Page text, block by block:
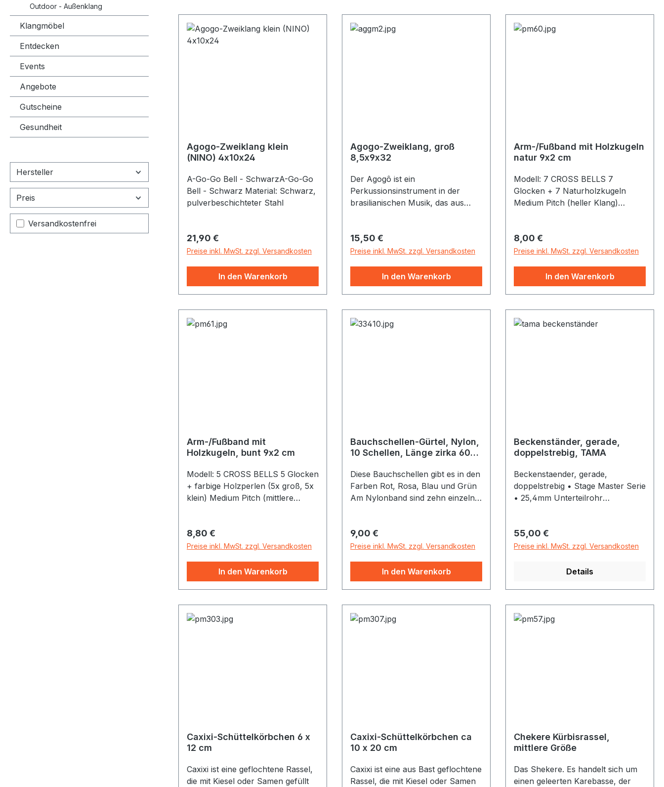
Outdoor - Außenklang
Klangmöbel
Entdecken
Events
Angebote
Gutscheine
Gesundheit
Hersteller
Preis
Filter hinzufügen: Versandkostenfrei
Versandkostenfrei
Agogo-Zweiklang klein
(NINO) 4x10x24
A-Go-Go Bell - SchwarzA-Go-Go
Bell - Schwarz Material: Schwarz,
pulverbeschichteter Stahl
Regulärer Preis:
21,90 €
Preise inkl. MwSt. zzgl. Versandkosten
In den Warenkorb
Agogo-Zweiklang, groß
8,5x9x32
Der Agogô ist ein
Perkussionsinstrument in der
brasilianischen Musik, das aus
kegelförmigen Metallglocken
besteht. Die beiden Glocken sind
Tonhöhe. Das Tonintervall der
beiden obertonreichen Glocken ist
je nach Verarbeitung des
Instrumentes als Terz, Quarte
oder Quinte gestimmt. Der Agogô
Regulärer Preis:
15,50 €
Preise inkl. MwSt. zzgl. Versandkosten
In den Warenkorb
Arm-/Fußband mit Holzkugeln
natur 9x2 cm
Modell: 7 CROSS BELLS 7
Glocken + 7 Naturholzkugeln
Medium Pitch (heller Klang)
Regulärer Preis:
8,00 €
Preise inkl. MwSt. zzgl. Versandkosten
In den Warenkorb
Arm-/Fußband mit
Holzkugeln, bunt 9x2 cm
Modell: 5 CROSS BELLS 5 Glocken
+ farbige Holzperlen (5x groß, 5x
klein) Medium Pitch (mittlere
Regulärer Preis:
8,80 €
Preise inkl. MwSt. zzgl. Versandkosten
In den Warenkorb
Bauchschellen-Gürtel, Nylon,
10 Schellen, Länge zirka 60
Diese Bauchschellen gibt es in den
Farben Rot, Rosa, Blau und Grün
Am Nylonband sind zehn einzelne
Gesamtlänge mit Klettverschluss
zirka 66 cm Nylonband zirka 53
cm (etwas variabel in der Größe)
Zufällige Farbauswahl bei
Bestellung
Regulärer Preis:
9,00 €
Preise inkl. MwSt. zzgl. Versandkosten
In den Warenkorb
Beckenständer, gerade,
doppelstrebig, TAMA
Beckenstaender, gerade,
doppelstrebig • Stage Master Serie
• 25,4mm Unterteilrohr
Regulärer Preis:
55,00 €
Preise inkl. MwSt. zzgl. Versandkosten
Details
Caxixi-Schüttelkörbchen 6 x
12 cm
Caxixi ist eine geflochtene Rassel,
die mit Kiesel oder Samen gefüllt
Caxixi-Schüttelkörbchen ca
10 x 20 cm
Caxixi ist eine aus Bast geflochtene
Rassel, die mit Kiesel oder Samen
Chekere Kürbisrassel,
mittlere Größe
Das Shekere. Es handelt sich um
einen geleerten Karebasse, der